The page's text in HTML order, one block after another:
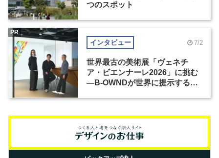
つのスポット
インタビュー 7/2
世界最古の美術展「ヴェネチ
ア・ビエンナーレ2026」に挑む
―B-OWNDが世界に提示する美
PR